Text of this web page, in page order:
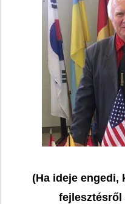
(Ha ideje engedi,
fejlesztésről